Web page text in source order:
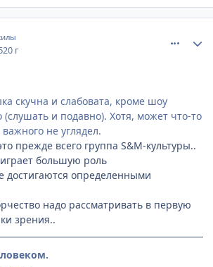
20 г
скучна и слабовата, кроме шоу
(слушать и подавно). Хотя, может что-то
не углядел.
прежде всего группа S&M-культуры..
большую роль
определенными
надо рассматривать в первую
зрения..